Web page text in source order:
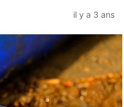
il y a 3 ans